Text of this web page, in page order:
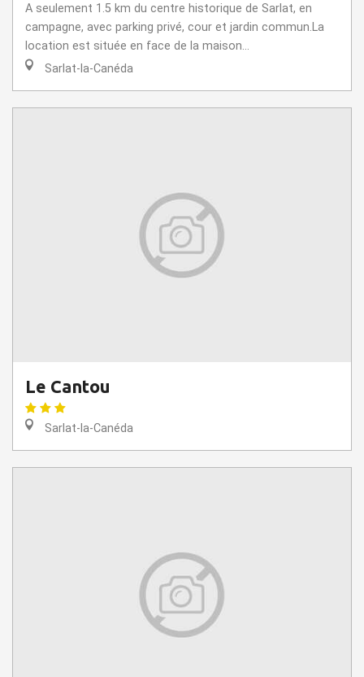
A seulement 1.5 km du centre historique de Sarlat, en
campagne, avec parking privé, cour et jardin commun.La
location est située en face de la maison...
Sarlat-la-Canéda
Le Cantou
Sarlat-la-Canéda